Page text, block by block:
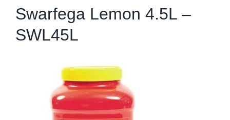
Swarfega Lemon 4.5L –
SWL45L